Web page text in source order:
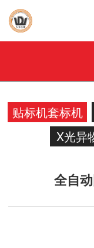
贴标机套标机
X光异
全自